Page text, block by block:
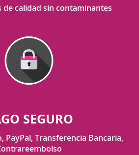
de calidad sin contaminantes
SEGURO
PayPal, Transferencia Bancaria,